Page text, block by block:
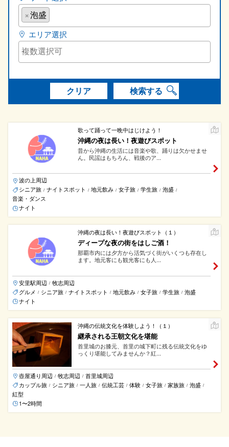
×泡盛
エリア選択
クリア 検索する
歌って踊って一晩中はじけよう！
沖縄の夜は長い！夜遊びスポット
昔から沖縄の生活には音楽や歌、踊りは欠かせませ
ん。民謡はもちろん、戦後のア...
波の上周辺
シニア旅 / ナイトスポット / 地元飲み / 女子旅 / 学生旅 / 泡盛 /
音楽・ダンス
ナイト
沖縄の夜は長い！夜遊びスポット（１）
ディープな夜の街をはしご酒！
那覇市内には夕方から活気づく街がいくつも存在し
ます。地元客にも観光客にも人...
安里駅周辺 / 牧志周辺
グルメ / シニア旅 / ナイトスポット / 地元飲み / 女子旅 / 学生旅 / 泡盛
ナイト
沖縄の伝統文化を体験しよう！（１）
継承される王朝文化を堪能
首里城のお膝元、首里の城下町に残る伝統文化をゆ
っくり堪能してみませんか？紅...
壺屋通り周辺 / 牧志周辺 / 首里城周辺
カップル旅 / シニア旅 / 一人旅 / 伝統工芸 / 体験 / 女子旅 / 家族旅 / 泡盛 /
紅型
1〜2時間